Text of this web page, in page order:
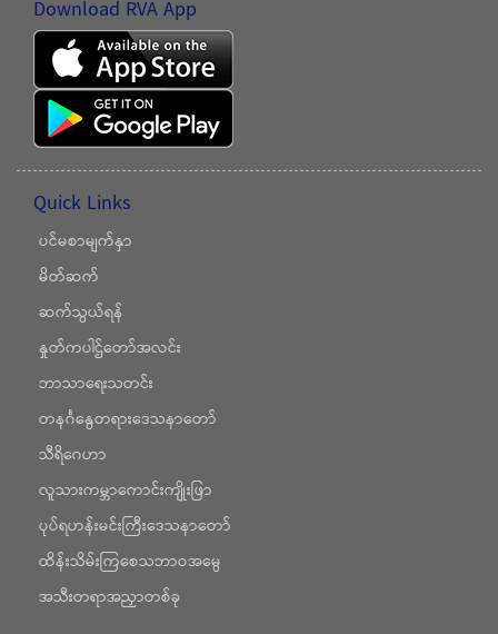
Download RVA App
Quick Links
ပင်မစာမျက်နှာ
မိတ်ဆက်
ဆက်သွယ်ရန်
နှုတ်ကပါဌ်တော်အလင်း
ဘာသာရေးသတင်း
တနင်္ဂနွေတရားဒေသနာတော်
သီရိဂေဟာ
လူသားကမ္ဘာကောင်းကျိုးဖြာ
ပုပ်ရဟန်းမင်းကြီးဒေသနာတော်
ထိန်းသိမ်းကြစေသဘာဝအမွေ
အသီးတရာအညှာတစ်ခု